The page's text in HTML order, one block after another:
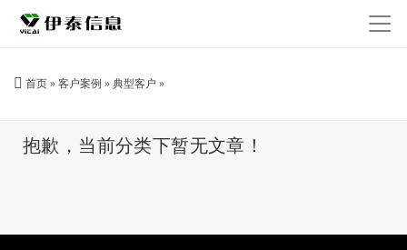
首页 » 客户案例 » 典型客户 »
抱歉，当前分类下暂无文章！